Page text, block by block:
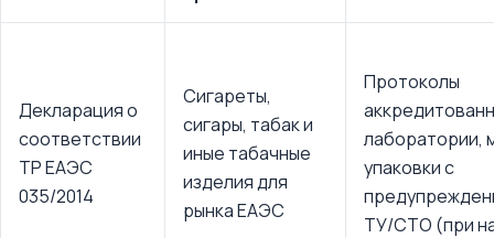
Декларация о
соответствии
ТР ЕАЭС
035/2014
Сигареты,
сигары, табак и
иные табачные
изделия для
рынка ЕАЭС
Протоколы
лаборатории,
упаковки с
ТУ/СТО (при